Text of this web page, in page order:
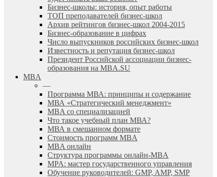
Бизнес-школы: история, опыт работы
ТОП преподавателей бизнес-школ
Архив рейтингов бизнес-школ 2004-2015
Бизнес-образование в цифрах
Число выпускников российских бизнес-школ
Известность и репутация бизнес-школ
Президент Российской ассоциации бизнес-
образования на MBA.SU
MBA
—
Программа МВА: принципы и содержание
МВА «Cтратегический менеджмент»
MBA со специализацией
Что такое учебный план МВА?
МВА в смешанном формате
Стоимость программ MBA
MBA онлайн
Cтруктура программы онлайн-MBA
MPA: мастер государственного управления
Обучение руководителей: GMP, AMP, SMP